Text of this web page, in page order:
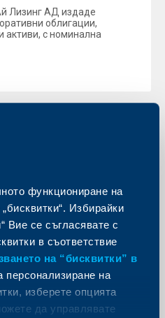
функциониране на
Избирайки
Вие се съгласявате с
в съответствие
на “бисквитки” в
персонализиране на
изберете опцията
да управлявате
Лизинг АД издаде
облигации,
активи, с номинална
синдикиран
ЛБ, Лондон в
Водещи Мениджъри
успешно приключиха
първия Синдикиран Заем
ЕАД в размер на 30